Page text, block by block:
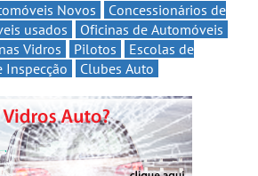
Novos
Concessionários de
usados
Oficinas de Automóveis
Vidros Pilotos
Escolas de
Inspecção Clubes Auto